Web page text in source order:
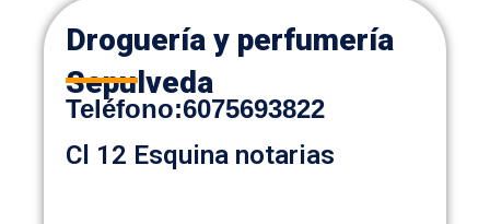
Droguería y perfumería
Sepulveda
Teléfono:6075693822
Cl 12 Esquina notarias